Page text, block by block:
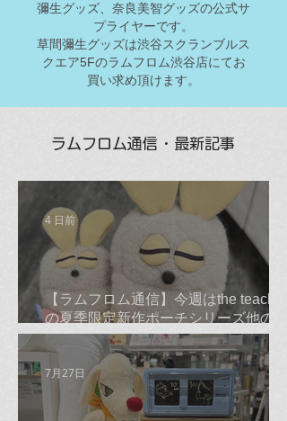
彌生グッズ、奈良美智グッズの公式サ
プライヤーです。
草間彌生グッズは渋谷スクランブルス
クエア5Fのラムフロム渋谷店にてお
買い求め頂けます。
ラムフロム通信・最新記事
【ラムフロム通信】今週はthe teachers
の夏季限定新作ポーチシリーズ他のご
紹介です☆
4 日前
7月27日